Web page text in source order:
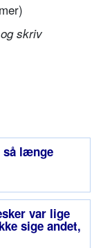
skriv
så længe
var lige
sige andet,